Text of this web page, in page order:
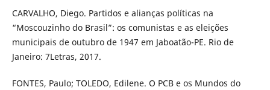
CARVALHO, Diego. Partidos e alianças políticas na
“Moscouzinho do Brasil”: os comunistas e as eleições
municipais de outubro de 1947 em Jaboatão-PE. Rio de
Janeiro: 7Letras, 2017.
FONTES, Paulo; TOLEDO, Edilene. O PCB e os Mundos do